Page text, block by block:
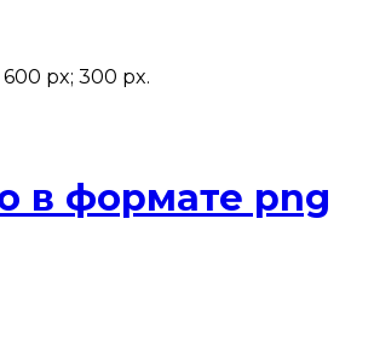
px; 300 px.
в формате png